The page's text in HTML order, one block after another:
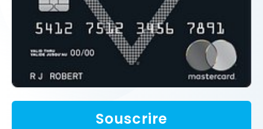
Souscrire